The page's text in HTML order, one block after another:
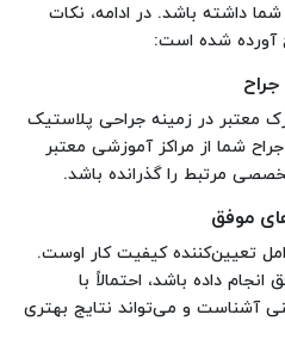
داشته باشد. در ادامه، نکات
آورده شده است:
معتبر در زمینه جراحی پلاستیک
شما از مراکز آموزشی معتبر
مرتبط را گذرانده باشد.
تعیین‌کننده کیفیت کار اوست.
داده باشد، احتمالاً با
آشناست و می‌تواند نتایج بهتری